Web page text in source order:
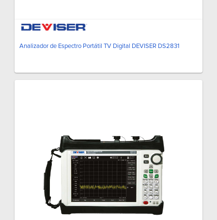
Analizador de Espectro Portátil TV Digital DEVISER DS2831